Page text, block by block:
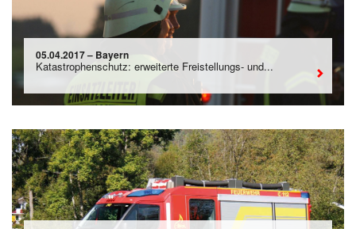
05.04.2017 – Bayern
Katastrophenschutz: erweiterte Freistellungs- und...